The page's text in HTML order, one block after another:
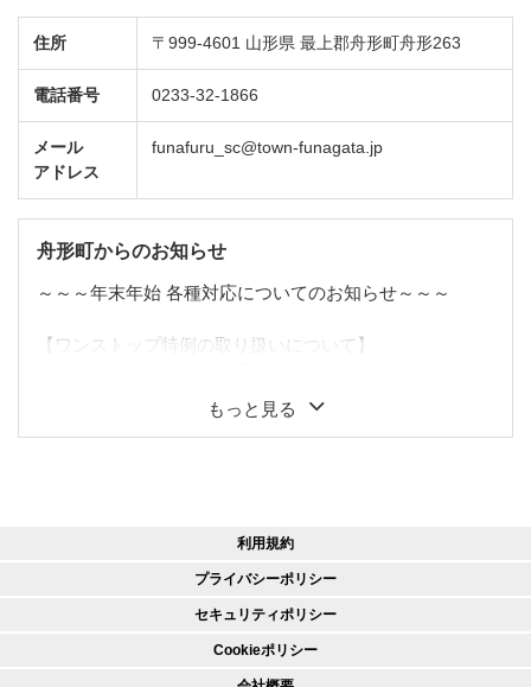
住所 〒999-4601 山形県 最上郡舟形町舟形263
電話番号 0233-32-1866
メール
アドレス
funafuru_sc@town-funagata.jp
舟形町からのお知らせ
～～～年末年始 各種対応についてのお知らせ～～～
【ワンストップ特例の取り扱いについて】
月10日必着で申請書をご提出ください。
当町では、年内申込みでワンストップ特例の適用をご希
※12月28日(日)以降に寄付された方については1月1日以
降随時投函を予定しておりますが1月10日(土)の申請受付
ンワンストップ特例申請（自治体マイページ）または舟
もっと見る
利用規約
プライバシーポリシー
セキュリティポリシー
Cookieポリシー